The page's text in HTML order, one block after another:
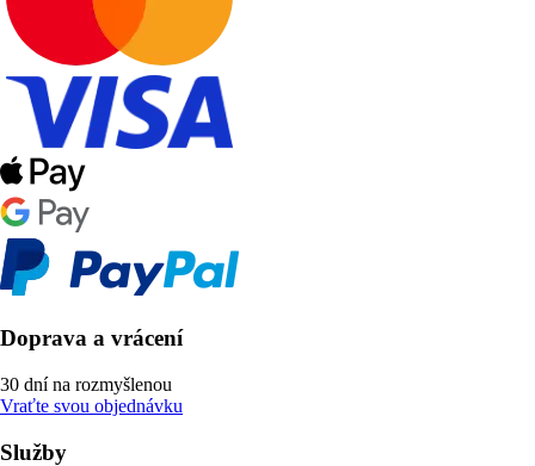
Doprava a vrácení
30 dní na rozmyšlenou
Vraťte svou objednávku
Služby